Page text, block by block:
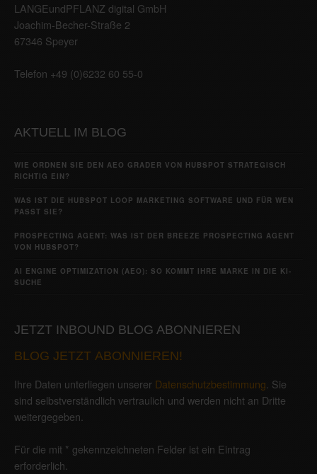
LANGEundPFLANZ digital GmbH
Joachim-Becher-Straße 2
67346 Speyer
Telefon +49 (0)6232 60 55-0
AKTUELL IM BLOG
WIE ORDNEN SIE DEN AEO GRADER VON HUBSPOT STRATEGISCH
RICHTIG EIN?
WAS IST DIE HUBSPOT LOOP MARKETING SOFTWARE UND FÜR WEN
PASST SIE?
PROSPECTING AGENT: WAS IST DER BREEZE PROSPECTING AGENT
VON HUBSPOT?
AI ENGINE OPTIMIZATION (AEO): SO KOMMT IHRE MARKE IN DIE KI-
SUCHE
JETZT INBOUND BLOG ABONNIEREN
BLOG JETZT ABONNIEREN!
Ihre Daten unterliegen unserer Datenschutzbestimmung . Sie
sind selbstverständlich vertraulich und werden nicht an Dritte
weitergegeben.
Für die mit * gekennzeichneten Felder ist ein Eintrag
erforderlich.